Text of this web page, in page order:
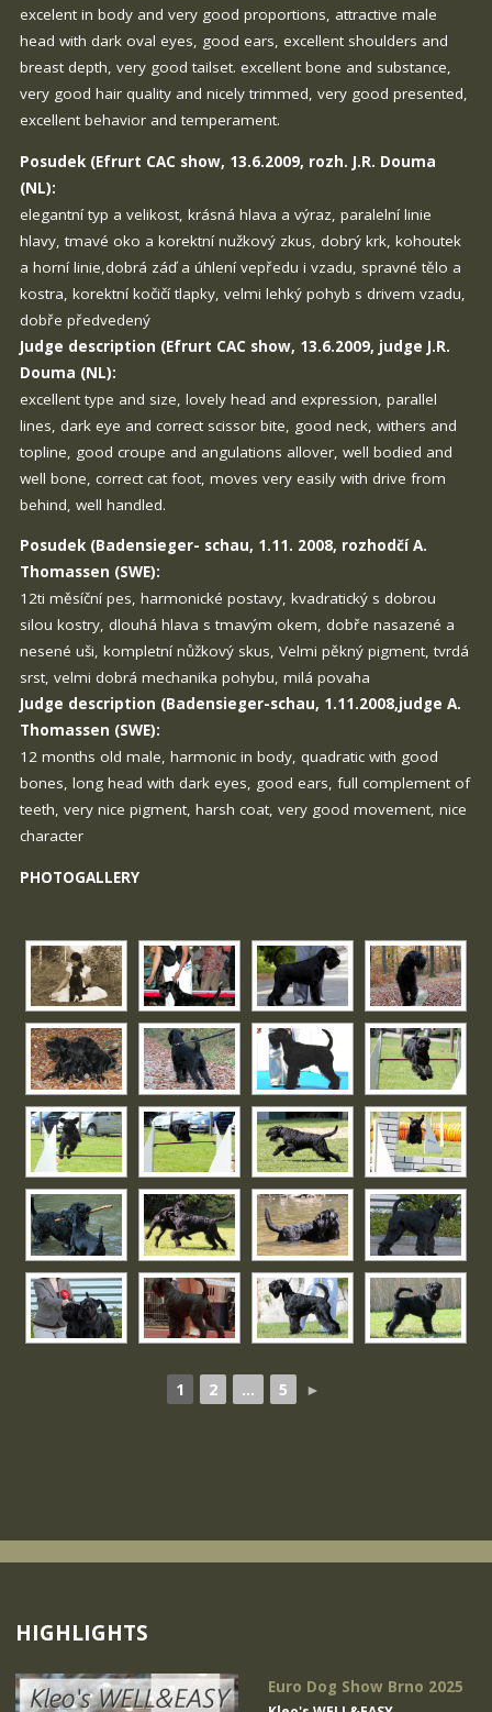
excelent in body and very good proportions, attractive male
head with dark oval eyes, good ears, excellent shoulders and
breast depth, very good tailset. excellent bone and substance,
very good hair quality and nicely trimmed, very good presented,
excellent behavior and temperament.
Posudek (Efrurt CAC show, 13.6.2009, rozh. J.R. Douma
(NL):
elegantní typ a velikost, krásná hlava a výraz, paralelní linie
hlavy, tmavé oko a korektní nužkový zkus, dobrý krk, kohoutek
a horní linie,dobrá záď a úhlení vepředu i vzadu, spravné tělo a
kostra, korektní kočičí tlapky, velmi lehký pohyb s drivem vzadu,
dobře předvedený
Judge description (Efrurt CAC show, 13.6.2009, judge J.R.
Douma (NL):
excellent type and size, lovely head and expression, parallel
lines, dark eye and correct scissor bite, good neck, withers and
topline, good croupe and angulations allover, well bodied and
well bone, correct cat foot, moves very easily with drive from
behind, well handled.
Posudek (Badensieger- schau, 1.11. 2008, rozhodčí A.
Thomassen (SWE):
12ti měsíční pes, harmonické postavy, kvadratický s dobrou
silou kostry, dlouhá hlava s tmavým okem, dobře nasazené a
nesené uši, kompletní nůžkový skus, Velmi pěkný pigment, tvrdá
srst, velmi dobrá mechanika pohybu, milá povaha
Judge description (Badensieger-schau, 1.11.2008,judge A.
Thomassen (SWE):
12 months old male, harmonic in body, quadratic with good
bones, long head with dark eyes, good ears, full complement of
teeth, very nice pigment, harsh coat, very good movement, nice
character
PHOTOGALLERY
1 2 ... 5 ►
HIGHLIGHTS
Euro Dog Show Brno 2025